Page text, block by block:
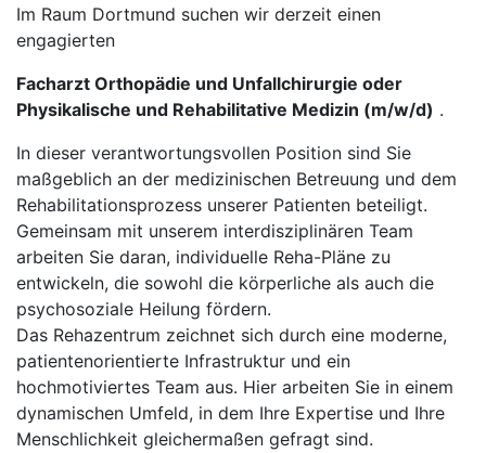
Im Raum Dortmund suchen wir derzeit einen
engagierten
Facharzt Orthopädie und Unfallchirurgie oder
Physikalische und Rehabilitative Medizin (m/w/d) .
In dieser verantwortungsvollen Position sind Sie
maßgeblich an der medizinischen Betreuung und dem
Rehabilitationsprozess unserer Patienten beteiligt.
Gemeinsam mit unserem interdisziplinären Team
arbeiten Sie daran, individuelle Reha-Pläne zu
entwickeln, die sowohl die körperliche als auch die
psychosoziale Heilung fördern.
Das Rehazentrum zeichnet sich durch eine moderne,
patientenorientierte Infrastruktur und ein
hochmotiviertes Team aus. Hier arbeiten Sie in einem
dynamischen Umfeld, in dem Ihre Expertise und Ihre
Menschlichkeit gleichermaßen gefragt sind.